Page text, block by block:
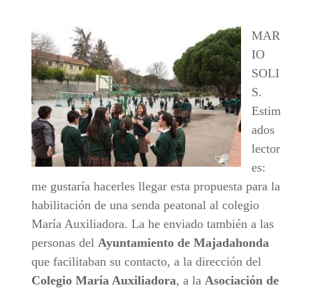
MAR
IO
SOLI
S.
Estim
ados
lector
es:
me gustaría hacerles llegar esta propuesta para la
habilitación de una senda peatonal al colegio
María Auxiliadora. La he enviado también a las
personas del Ayuntamiento de Majadahonda
que facilitaban su contacto, a la dirección del
Colegio María Auxiliadora, a la Asociación de